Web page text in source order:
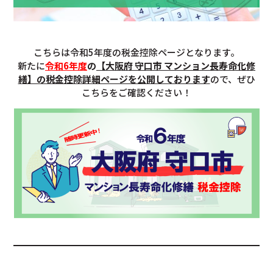
こちらは令和5年度の税金控除ページとなります。
新たに令和6年度の 【大阪府 守口市 マンション長寿命化修
繕】の税金控除詳細ページを公開しておりますので、ぜひ
こちらをご確認ください！